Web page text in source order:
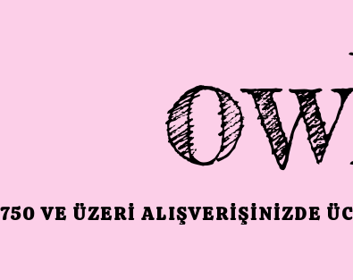
750 VE ÜZERI ALIŞVERIŞINIZDE